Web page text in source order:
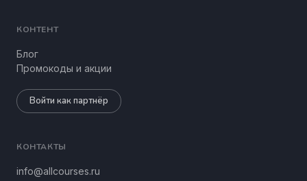
КОНТЕНТ
Блог
Промокоды и акции
Войти как партнёр
КОНТАКТЫ
info@allcourses.ru